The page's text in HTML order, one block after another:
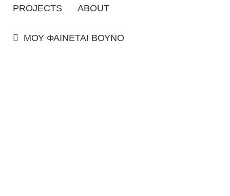
PROJECTS ABOUT
ΜΟΥ ΦΑΙΝΕΤΑΙ ΒΟΥΝΟ